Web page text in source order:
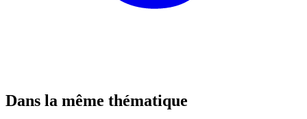
Dans la même thématique